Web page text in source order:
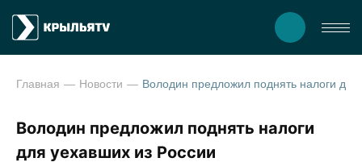
Главная Новости
Володин предложил поднять налоги
для уехавших из России